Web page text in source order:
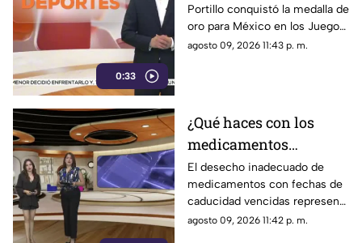
0:33
¡Los hermanos Portillo
hacen historia!
Portillo conquistó la medalla de
oro para México en los Juegos
Centroamericanos y del
agosto 09, 2026 11:43 p. m.
¿Qué haces con los
medicamentos
vencidos? Esta es la
forma correcta de
desecharlos sin poner
en riesgo tu salud
El desecho inadecuado de
medicamentos con fechas de
caducidad vencidas representa
un grave riesgo tanto para la
agosto 09, 2026 11:42 p. m.